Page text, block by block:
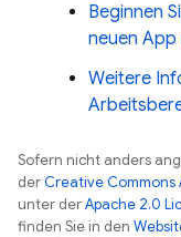
Beginnen
neuen App
Weitere
Sofern nicht anders
derCreative Commons
unter derApache 2.0
finden Sie in den